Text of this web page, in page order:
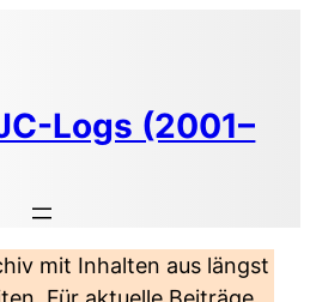
Logs (2001–
mit Inhalten aus längst